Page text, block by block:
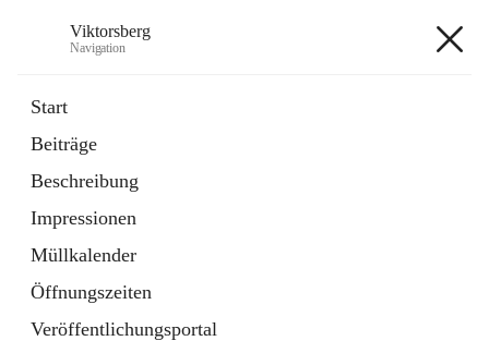
Viktorsberg
Navigation
Start
Beiträge
Beschreibung
Impressionen
Müllkalender
Öffnungszeiten
Veröffentlichungsportal
1 Schnellzugriff
Bürgerservice
10 Schnellzugriffe